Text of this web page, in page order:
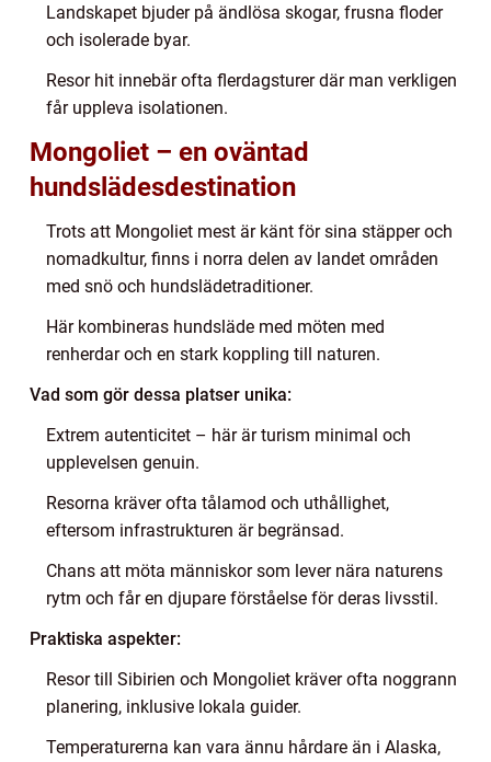
Landskapet bjuder på ändlösa skogar, frusna floder
och isolerade byar.
Resor hit innebär ofta flerdagsturer där man verkligen
får uppleva isolationen.
Mongoliet – en oväntad
hundslädesdestination
Trots att Mongoliet mest är känt för sina stäpper och
nomadkultur, finns i norra delen av landet områden
med snö och hundslädetraditioner.
Här kombineras hundsläde med möten med
renherdar och en stark koppling till naturen.
Vad som gör dessa platser unika:
Extrem autenticitet – här är turism minimal och
upplevelsen genuin.
Resorna kräver ofta tålamod och uthållighet,
eftersom infrastrukturen är begränsad.
Chans att möta människor som lever nära naturens
rytm och får en djupare förståelse för deras livsstil.
Praktiska aspekter:
Resor till Sibirien och Mongoliet kräver ofta noggrann
planering, inklusive lokala guider.
Temperaturerna kan vara ännu hårdare än i Alaska,